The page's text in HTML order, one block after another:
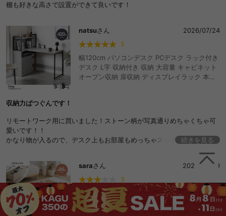
棚も好きな高さで設置ができて良いです！
natsuさん
2026/07/24
5
幅120cm パソコンデスク PCデスク ラック付き
デスク L字 収納付き 収納 大容量 キャビネット
オープン収納 扉収納 ディスプレイラック 本棚
収納力ばつぐんです！
リモートワーク用に買いました！ストーン柄が写真通りめちゃくちゃ可
愛いです！！
かなり物が入るので、デスク上もお部屋もめっちゃスッキリしました笑
続きを見る
saraさん
2026/06/29
3
幅85 テーブル センターテーブル リビング ロー
机 コーヒー フロート脚 引き出し付き 引出し コ
ンパクト 省スペース キャスター 収納 ソファ ソ